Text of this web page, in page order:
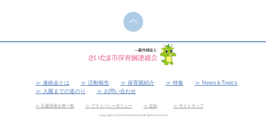
連絡会とは 活動報告 保育園紹介 特集
News＆Topics
入園までの道のり
お問い合わせ
応援団体企業一覧 プライバシーポリシー 定款 サイトマップ
Copyright © 2019 Rennrakukai All rights reserved.